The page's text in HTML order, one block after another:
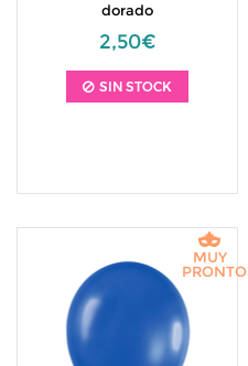
dorado
2,50€
SIN STOCK
MUY
PRONTO